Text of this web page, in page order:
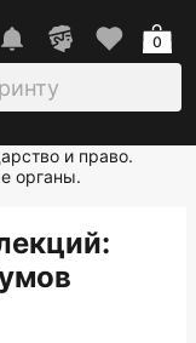
0
и право.
органы.
: